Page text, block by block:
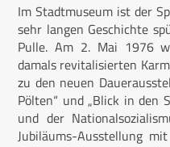
Im Stadtmuseum ist der
sehr langen Geschichte
Pulle. Am 2. Mai 1976
damals revitalisierten
zu den neuen
Pölten“ und „Blick in den
und der
Jubiläums-Ausstellung